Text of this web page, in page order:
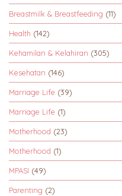
Breastmilk & Breastfeeding (11)
Health (142)
Kehamilan & Kelahiran (305)
Kesehatan (146)
Marriage Life (39)
Marriage Life (1)
Motherhood (23)
Motherhood (1)
MPASI (49)
Parenting (2)